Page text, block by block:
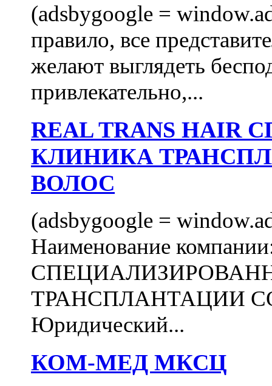
(adsbygoogle =
правило, все
желают выглядеть
привлекательно,...
REAL TRANS
КЛИНИКА
ВОЛОС
(adsbygoogle =
Наименование
ТРАНСПЛАНТАЦИИ
Юридический...
КОМ-МЕД МКСЦ